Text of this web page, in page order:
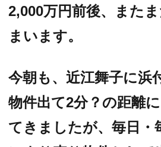
2,000万円前後、また
まいます。
今朝も、近江舞子に
物件出て2分？の距離
てきましたが、毎日